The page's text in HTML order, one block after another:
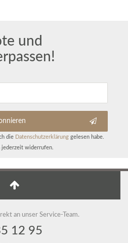
und
die Daten­schutz­erklärunggelesen habe.
widerrufen.
an unser Service-Team.
12 95